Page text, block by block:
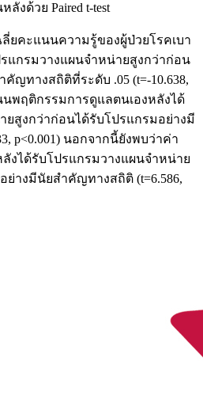
งด้วย Paired t-test
คะแนนความรู้ของผู้ป่วยโรคเบา
แกรมวางแผนจำหน่ายสูงกว่าก่อน
ญทางสถิติที่ระดับ .05 (t=-10.638,
นพฤติกรรมการดูแลตนเองหลังได้
ยสูงกว่าก่อนได้รับโปรแกรมอย่างมี
p<0.001) นอกจากนี้ยังพบว่าค่า
งได้รับโปรแกรมวางแผนจำหน่าย
างมีนัยสำคัญทางสถิติ (t=6.586,